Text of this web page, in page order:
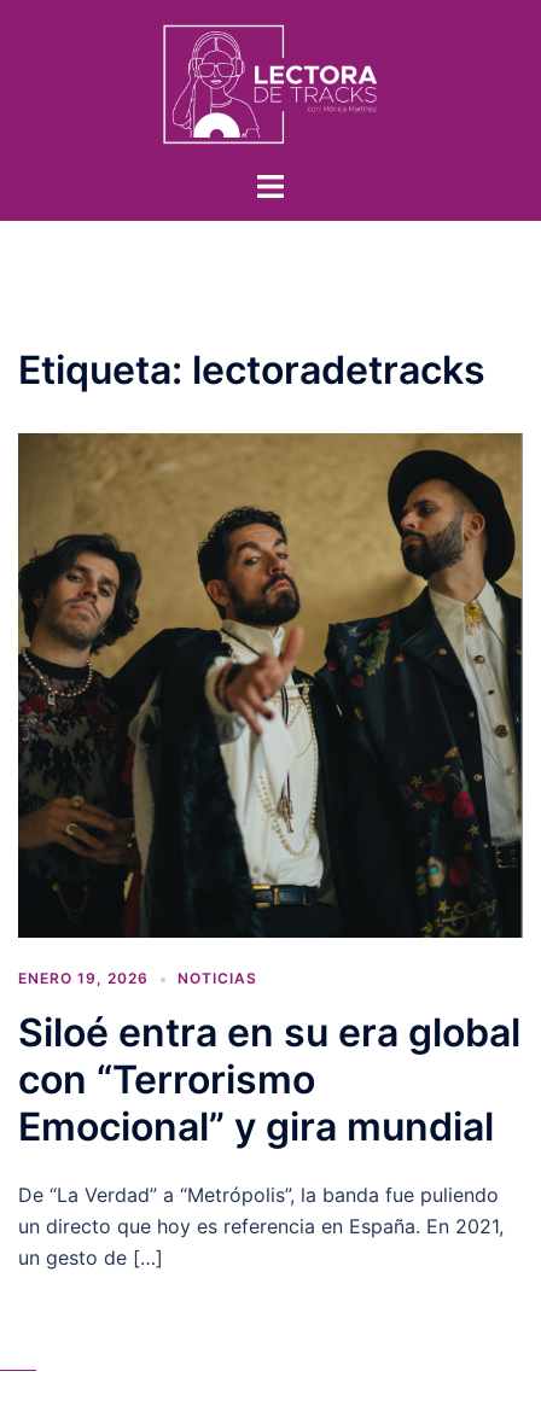
Etiqueta: lectoradetracks
ENERO 19, 2026 NOTICIAS
Siloé entra en su era global
con “Terrorismo
Emocional” y gira mundial
De “La Verdad” a “Metrópolis”, la banda fue puliendo
un directo que hoy es referencia en España. En 2021,
un gesto de […]